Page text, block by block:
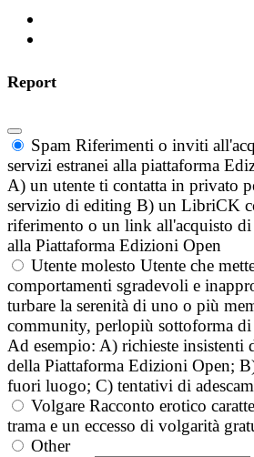
Report
Spam Riferimenti o inviti
servizi estranei alla piattaforma
A) un utente ti contatta in privato
servizio di editing B) un LibriCK
riferimento o un link all'acquisto di
alla Piattaforma Edizioni Open
Utente molesto Utente che
comportamenti sgradevoli e
turbare la serenità di uno o più
community, perlopiù sottoforma
Ad esempio: A) richieste
della Piattaforma Edizioni Open;
fuori luogo; C) tentativi di
Volgare Racconto erotico
trama e un eccesso di volgarità
Other